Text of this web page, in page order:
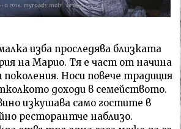
изба проследява близката
на Марио. Тя е част от начина
Носи повече традиция
доходи в семейството.
изкушава само гостите в
ресторантче наблизо.